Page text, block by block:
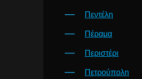
Πεντέλη
Πέραμα
Περιστέρι
Πετρούπολη